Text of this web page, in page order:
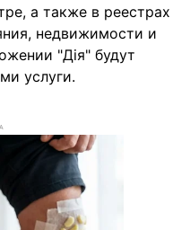
а также в реестрах
недвижимости и
"Дія" будут
услуги.